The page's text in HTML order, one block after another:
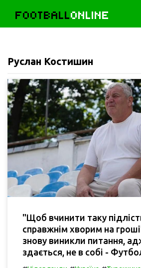
FOOTBALLONLINE
Руслан Костишин
"Щоб вчинити таку
справжнім хворим на
знову виникли питання,
здається, не в собі -